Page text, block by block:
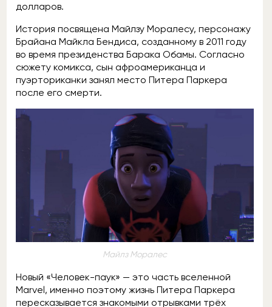
долларов.
История посвящена Майлзу Моралесу, персонажу
Брайана Майкла Бендиса, созданному в 2011 году
во время президенства Барака Обамы. Согласно
сюжету комикса, сын афроамериканца и
пуэрториканки занял место Питера Паркера
после его смерти.
Майлз Моралес
Новый «Человек-паук» — это часть вселенной
Marvel, именно поэтому жизнь Питера Паркера
пересказывается знакомыми отрывками трёх